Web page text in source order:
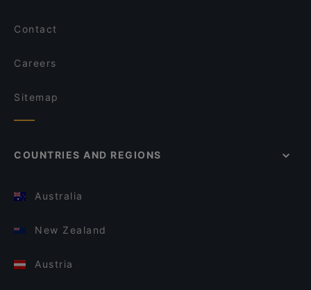
Contact
Careers
Sitemap
COUNTRIES AND REGIONS
Australia
New Zealand
Austria